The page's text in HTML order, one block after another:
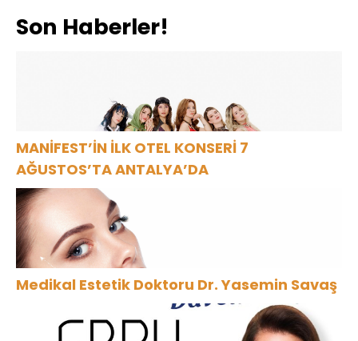
Son Haberler!
MANİFEST’İN İLK OTEL KONSERİ 7
AĞUSTOS’TA ANTALYA’DA
Medikal Estetik Doktoru Dr. Yasemin Savaş